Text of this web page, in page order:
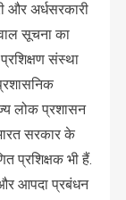
और अर्धसरकारी
सूचना का
संस्था
लोक प्रशासन
सरकार के
प्रशिक्षक भी हैं.
आपदा प्रबंधन